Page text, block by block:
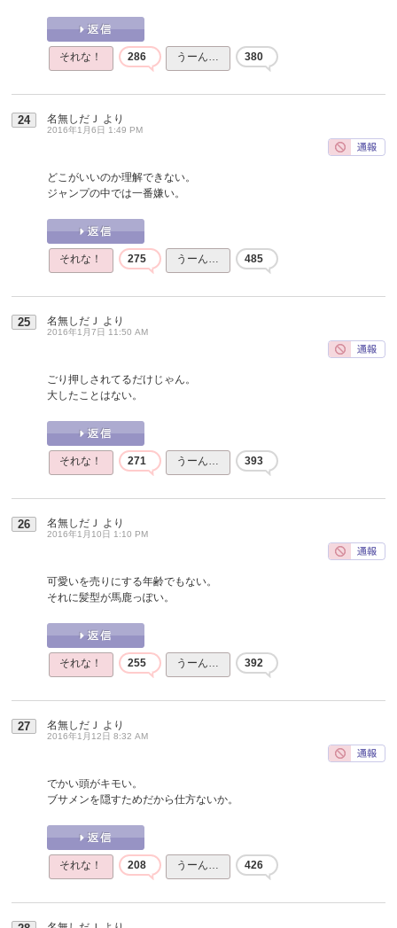
それな！ 286 うーん… 380
24 名無しだＪ より
2016年1月6日 1:49 PM
どこがいいのか理解できない。
ジャンプの中では一番嫌い。
それな！ 275 うーん… 485
25 名無しだＪ より
2016年1月7日 11:50 AM
ごり押しされてるだけじゃん。
大したことはない。
それな！ 271 うーん… 393
26 名無しだＪ より
2016年1月10日 1:10 PM
可愛いを売りにする年齢でもない。
それに髪型が馬鹿っぽい。
それな！ 255 うーん… 392
27 名無しだＪ より
2016年1月12日 8:32 AM
でかい頭がキモい。
ブサメンを隠すためだから仕方ないか。
それな！ 208 うーん… 426